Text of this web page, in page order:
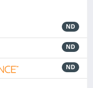
ND
ND
ND